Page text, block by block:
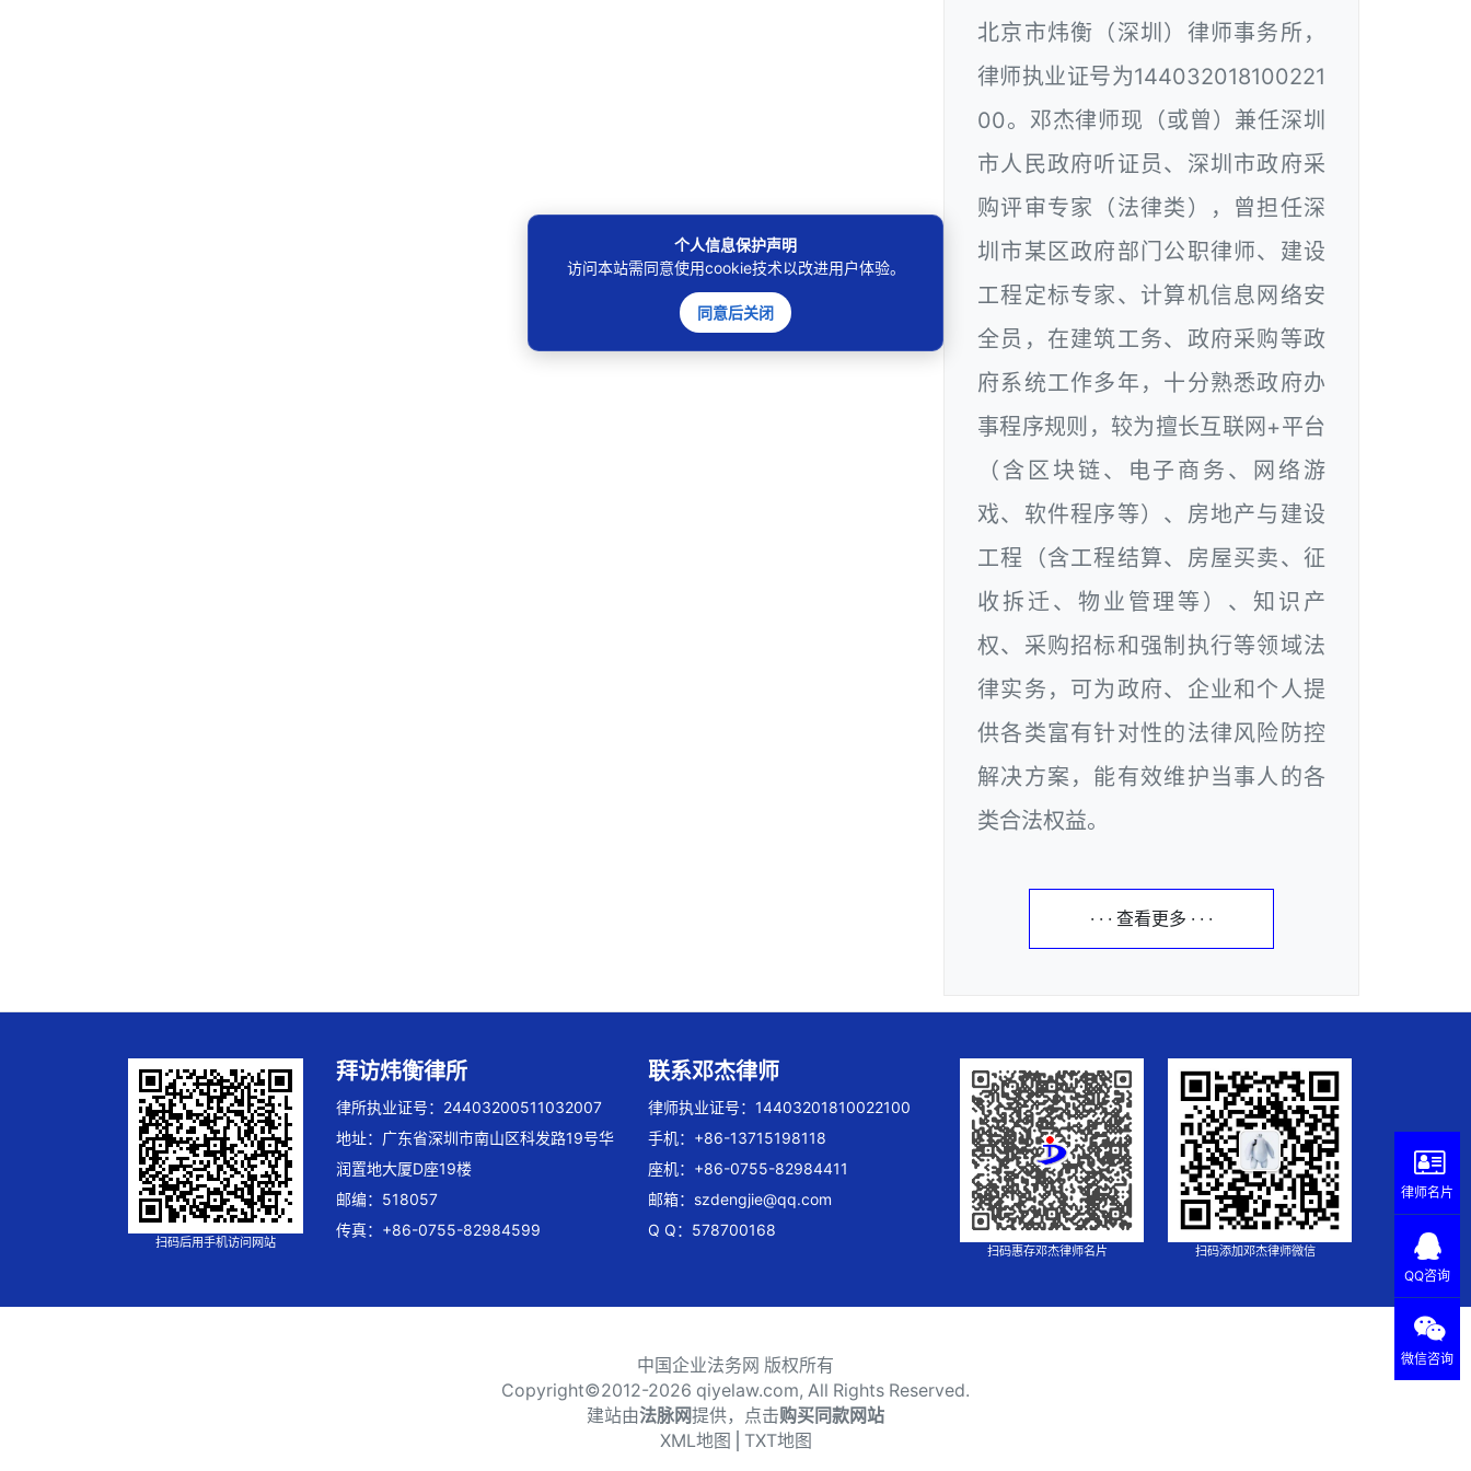
北京市炜衡（深圳）律师事务所，
律师执业证号为144032018100221
00。邓杰律师现（或曾）兼任深圳
市人民政府听证员、深圳市政府采
购评审专家（法律类），曾担任深
圳市某区政府部门公职律师、建设
工程定标专家、计算机信息网络安
全员，在建筑工务、政府采购等政
府系统工作多年，十分熟悉政府办
事程序规则，较为擅长互联网+平台
（含区块链、电子商务、网络游
戏、软件程序等）、房地产与建设
工程（含工程结算、房屋买卖、征
收拆迁、物业管理等）、知识产
权、采购招标和强制执行等领域法
律实务，可为政府、企业和个人提
供各类富有针对性的法律风险防控
解决方案，能有效维护当事人的各
类合法权益。
· · · 查看更多 · · ·
扫码后用手机访问网站
拜访炜衡律所
律所执业证号：24403200511032007
地址：广东省深圳市南山区科发路19号华
润置地大厦D座19楼
邮编：518057
传真：+86-0755-82984599
联系邓杰律师
律师执业证号：14403201810022100
手机：+86-13715198118
座机：+86-0755-82984411
邮箱： szdengjie@qq.com
Q Q：578700168
扫码惠存邓杰律师名片 扫码添加邓杰律师微信
中国企业法务网 版权所有
Copyright©2012-2026 qiyelaw.com, All Rights Reserved.
建站由法脉网提供，点击购买同款网站
个人信息保护声明
访问本站需同意使用cookie技术以改进用户体验。
同意后关闭
XML地图 TXT地图
律师名片
QQ咨询
微信咨询